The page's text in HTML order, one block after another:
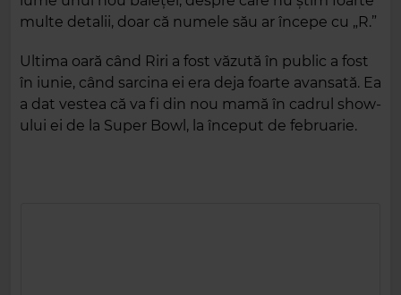
multe detalii, doar că numele său ar începe cu „R.”
Ultima oară când Riri a fost văzută în public a fost
în iunie, când sarcina ei era deja foarte avansată. Ea
a dat vestea că va fi din nou mamă în cadrul show-
ului ei de la Super Bowl, la început de februarie.